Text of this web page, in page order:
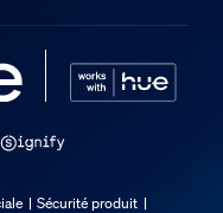
Sécurité produit